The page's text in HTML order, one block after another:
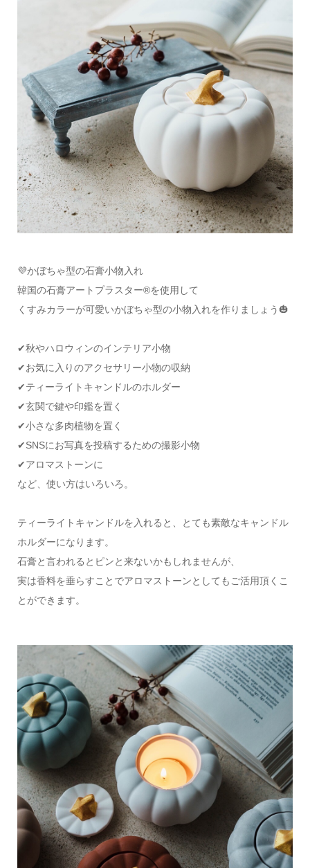
💜かぼちゃ型の石膏小物入れ
韓国の石膏アートプラスター®を使用して
くすみカラーが可愛いかぼちゃ型の小物入れを作りましょう🎃
✔秋やハロウィンのインテリア小物
✔お気に入りのアクセサリー小物の収納
✔ティーライトキャンドルのホルダー
✔玄関で鍵や印鑑を置く
✔小さな多肉植物を置く
✔SNSにお写真を投稿するための撮影小物
✔アロマストーンに
など、使い方はいろいろ。
ティーライトキャンドルを入れると、とても素敵なキャンドル
ホルダーになります。
石膏と言われるとピンと来ないかもしれませんが、
実は香料を垂らすことでアロマストーンとしてもご活用頂くこ
とができます。